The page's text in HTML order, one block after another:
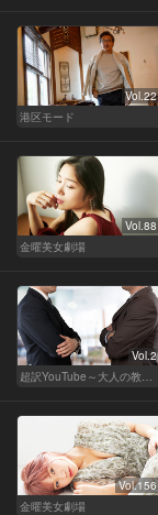
Vol.22
港区モード
Vol.88
金曜美女劇場
Vol.2
Vol.156
金曜美女劇場